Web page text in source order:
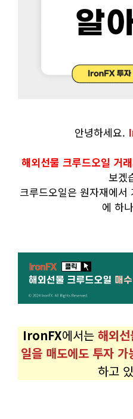
안녕하세요.
해외선물 크루드오일 거
보겠
크루드오일은 원자재에
에 하
IronFX에서는 해외
일을 매도에도 투자
하고